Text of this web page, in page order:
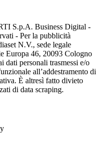
S.p.A. Business Digital -
- Per la pubblicità
N.V., sede legale
Europa 46, 20093 Cologno
dati personali trasmessi e/o
all’addestramento di
È altresì fatto divieto
di data scraping.